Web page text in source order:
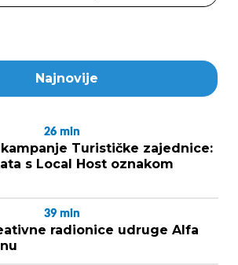
Najnovije
26 min
Turističke zajednice:
s Local Host oznakom
39 min
radionice udruge Alfa